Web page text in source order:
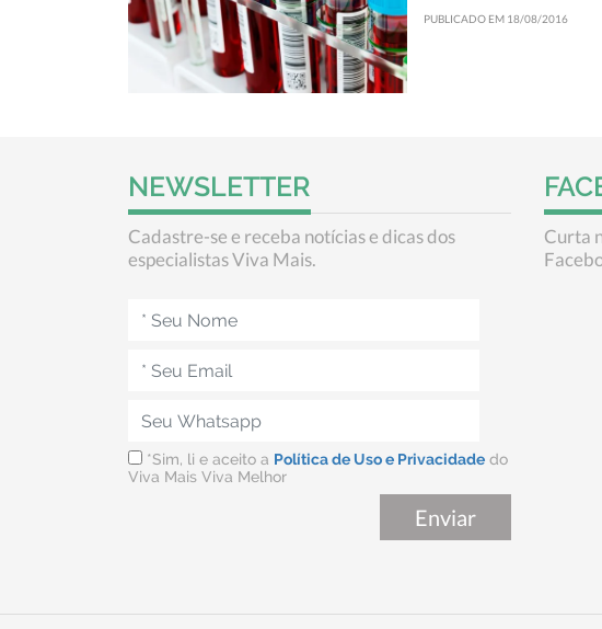
PUBLICADO EM 18/08/2016
NEWSLETTER
Cadastre-se e receba notícias e dicas dos
especialistas Viva Mais.
*Sim, li e aceito a Política de Uso e Privacidade do
Viva Mais Viva Melhor
Curta